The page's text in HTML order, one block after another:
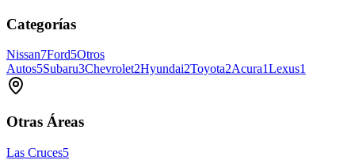
Categorías
Nissan7Ford5Otros
Autos5Subaru3Chevrolet2Hyundai2Toyota2Acura1Lexus1
Otras Áreas
Las Cruces5